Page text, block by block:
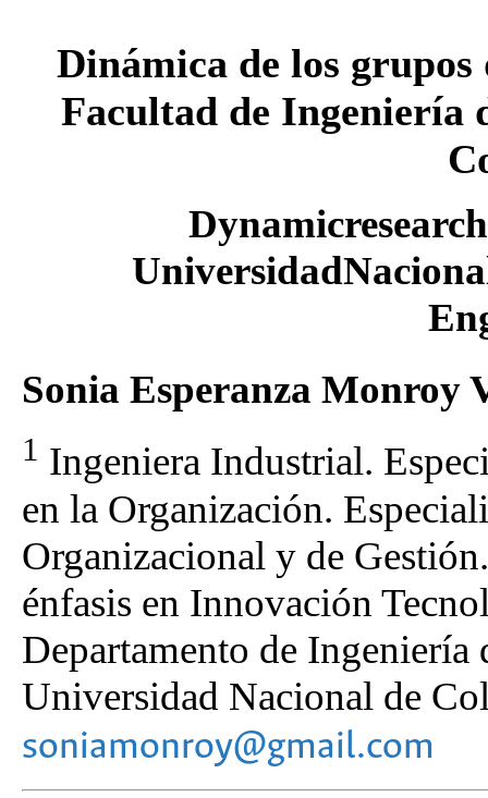
Dinámica de los grupos
Facultad de Ingeniería
Sonia Esperanza Monroy
1 Ingeniera Industrial.
en la Organización.
Organizacional y de
énfasis en Innovación
Departamento de Ingeniería
Universidad Nacional de
soniamonroy@gmail.com